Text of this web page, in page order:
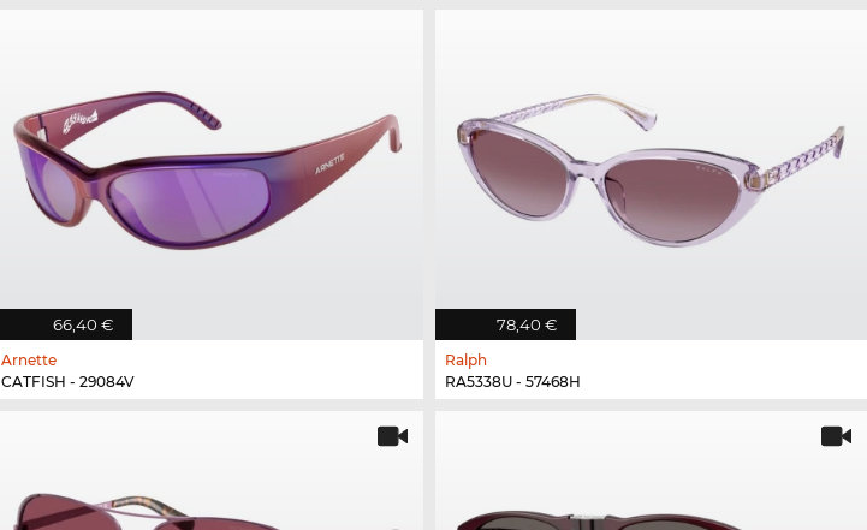
66,40 €
Arnette
CATFISH - 29084V
78,40 €
Ralph
RA5338U - 57468H